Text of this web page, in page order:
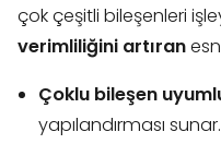
çok çeşitli bileşenleri
verimliliğini artıran
Çoklu bileşen
yapılandırması sunar.